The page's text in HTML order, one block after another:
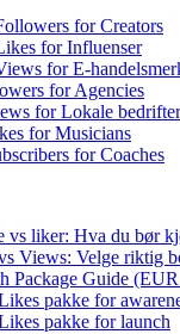
for Creators
for Influenser
for E-
for Agencies
for Lokale bedrifter
for Musicians
for Coaches
vs liker: Hva du bør
Views: Velge riktig
Package Guide
pakke for
pakke for launch